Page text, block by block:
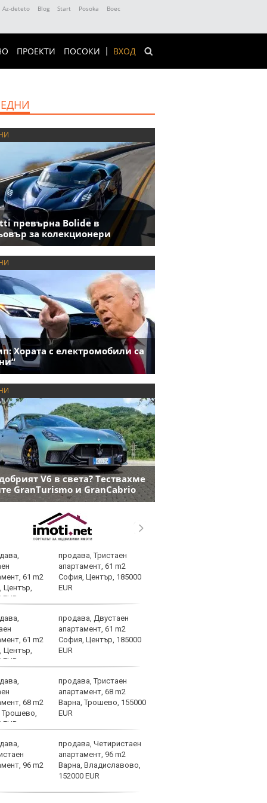
Az-deteto Blog Start Posoka
Boec
ВХОД
ПРОЕКТИ ПОСОКИ
превърна Bolide в
за колекционери
Хората с електромобили са
V6 в света? Тествахме
GranTurismo и GranCabrio
продава, Тристаен
апартамент, 61 m2
София, Център, 185000
EUR
продава, Двустаен
апартамент, 61 m2
София, Център, 185000
EUR
продава, Тристаен
апартамент, 68 m2
Варна, Трошево, 155000
EUR
продава, Четиристаен
апартамент, 96 m2
Варна, Владиславово,
152000 EUR